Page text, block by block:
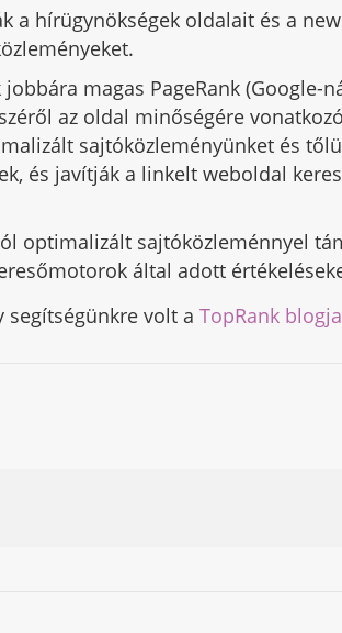
a hírügynökségek oldalait és a
magas PageRank (Google-
az oldal minőségére
sajtóközleményünket és
és javítják a linkelt weboldal
optimalizált sajtóközleménnyel
által adott
segítségünkre volt aTopRank blogja